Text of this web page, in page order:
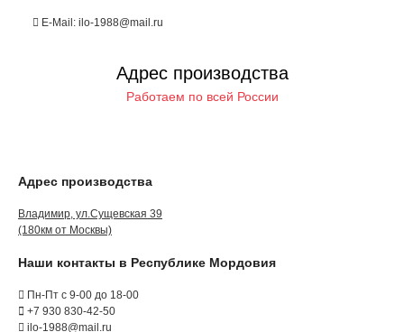
E-Mail: ilo-1988@mail.ru
Адрес производства
Работаем по всей России
Адрес производства
Владимир, ул.Сущевская 39
(180км от Москвы)
Наши контакты в Республике Мордовия
Пн-Пт с 9-00 до 18-00
+7 930 830-42-50
ilo-1988@mail.ru